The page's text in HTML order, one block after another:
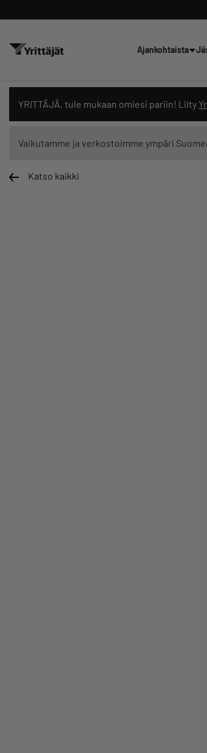
Ajankohtaista
YRITTÄJÄ, tule mukaan omiesi pariin! Liity
Vaikutamme ja verkostoimme ympäri
Katso kaikki
Hae sivustolta tai